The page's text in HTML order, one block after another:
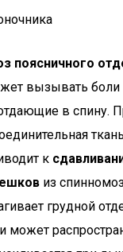
поясничного
вызывать
в спину.
к
из
грудной
может